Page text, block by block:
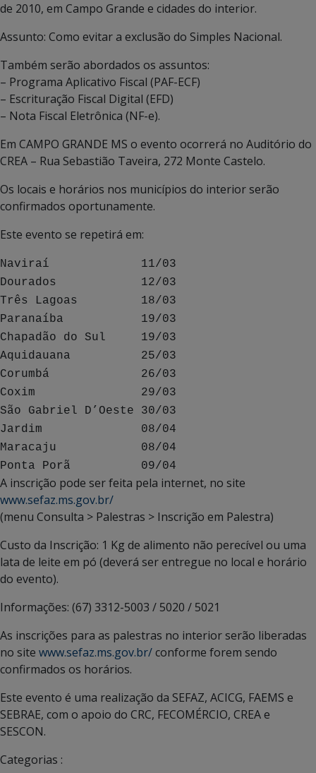
de 2010, em Campo Grande e cidades do interior.
Assunto: Como evitar a exclusão do Simples Nacional.
Também serão abordados os assuntos:
– Programa Aplicativo Fiscal (PAF-ECF)
– Escrituração Fiscal Digital (EFD)
– Nota Fiscal Eletrônica (NF-e).
Em CAMPO GRANDE MS o evento ocorrerá no Auditório do
CREA – Rua Sebastião Taveira, 272 Monte Castelo.
Os locais e horários nos municípios do interior serão
confirmados oportunamente.
Este evento se repetirá em:
Naviraí 11/03
Dourados 12/03
Três Lagoas 18/03
Paranaíba 19/03
Chapadão do Sul 19/03
Aquidauana 25/03
Corumbá 26/03
Coxim 29/03
São Gabriel D’Oeste 30/03
Jardim 08/04
Maracaju 08/04
Ponta Porã 09/04
A inscrição pode ser feita pela internet, no site
www.sefaz.ms.gov.br/
(menu Consulta > Palestras > Inscrição em Palestra)
Custo da Inscrição: 1 Kg de alimento não perecível ou uma
lata de leite em pó (deverá ser entregue no local e horário
do evento).
Informações: (67) 3312-5003 / 5020 / 5021
As inscrições para as palestras no interior serão liberadas
no site www.sefaz.ms.gov.br/conforme forem sendo
confirmados os horários.
Este evento é uma realização da SEFAZ, ACICG, FAEMS e
SEBRAE, com o apoio do CRC, FECOMÉRCIO, CREA e
SESCON.
Categorias :